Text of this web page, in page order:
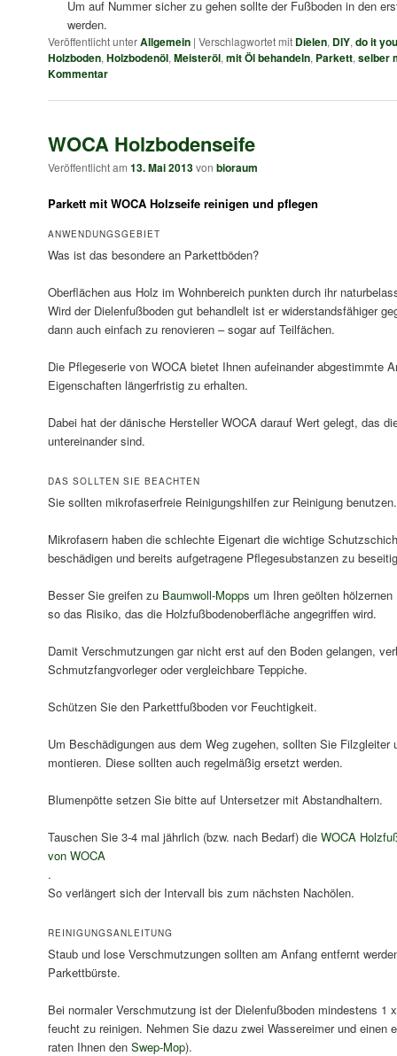
Um auf Nummer sicher zu gehen sollte der Fußboden in den
werden.
Veröffentlicht unterAllgemein | Verschlagwortet mit Dielen, DIY, do it
Holzboden, Holzbodenöl, Meisteröl, mit Öl behandeln, Parkett, selber
Kommentar
WOCA Holzbodenseife
Veröffentlicht am 13. Mai 2013von bioraum
Parkett mit WOCA Holzseife reinigen und pflegen
ANWENDUNGSGEBIET
Was ist das besondere an Parkettböden?
Oberflächen aus Holz im Wohnbereich punkten durch ihr
Wird der Dielenfußboden gut behandlelt ist er widerstandsfähiger
dann auch einfach zu renovieren – sogar auf Teilfächen.
Die Pflegeserie von WOCA bietet Ihnen aufeinander abgestimmte
Eigenschaften längerfristig zu erhalten.
Dabei hat der dänische Hersteller WOCA darauf Wert gelegt, das
untereinander sind.
DAS SOLLTEN SIE BEACHTEN
Sie sollten mikrofaserfreie Reinigungshilfen zur Reinigung benutzen.
Mikrofasern haben die schlechte Eigenart die wichtige
beschädigen und bereits aufgetragene Pflegesubstanzen zu
Besser Sie greifen zu Baumwoll-Mopps um Ihren geölten
so das Risiko, das die Holzfußbodenoberfläche angegriffen wird.
Damit Verschmutzungen gar nicht erst auf den Boden gelangen,
Schmutzfangvorleger oder vergleichbare Teppiche.
Schützen Sie den Parkettfußboden vor Feuchtigkeit.
Um Beschädigungen aus dem Weg zugehen, sollten Sie Filzgleiter
montieren. Diese sollten auch regelmäßig ersetzt werden.
Blumenpötte setzen Sie bitte auf Untersetzer mit Abstandhaltern.
Tauschen Sie 3-4 mal jährlich (bzw. nach Bedarf) die WOCA
von WOCA
.
So verlängert sich der Intervall bis zum nächsten Nachölen.
REINIGUNGSANLEITUNG
Staub und lose Verschmutzungen sollten am Anfang entfernt
Parkettbürste.
Bei normaler Verschmutzung ist der Dielenfußboden mindestens 1
feucht zu reinigen. Nehmen Sie dazu zwei Wassereimer und einen
raten Ihnen den Swep-Mop).